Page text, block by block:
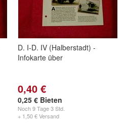
D. I-D. IV (Halberstadt) -
Infokarte über
0,40 €
0,25 € Bieten
Noch9 Tage 3 Std.
+ 1,50 € Versand